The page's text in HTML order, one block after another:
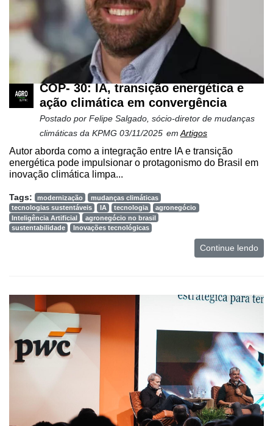
COP- 30: IA, transição energética e
ação climática em convergência
Postado por Felipe Salgado, sócio-diretor de mudanças
climáticas da KPMG 03/11/2025 em Artigos
Autor aborda como a integração entre IA e transição
energética pode impulsionar o protagonismo do Brasil em
inovação climática limpa...
Tags: modernização
mudanças climáticas
tecnologias sustentáveis
IA tecnologia
agronegócio
Inteligência Artificial
agronegócio no brasil
sustentabilidade
Inovações tecnológicas
Continue lendo